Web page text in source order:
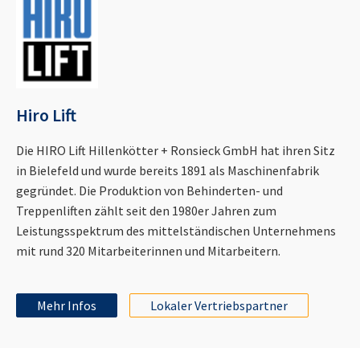
Hiro Lift
Die HIRO Lift Hillenkötter + Ronsieck GmbH hat ihren Sitz
in Bielefeld und wurde bereits 1891 als Maschinenfabrik
gegründet. Die Produktion von Behinderten- und
Treppenliften zählt seit den 1980er Jahren zum
Leistungsspektrum des mittelständischen Unternehmens
mit rund 320 Mitarbeiterinnen und Mitarbeitern.
Mehr Infos Lokaler Vertriebspartner